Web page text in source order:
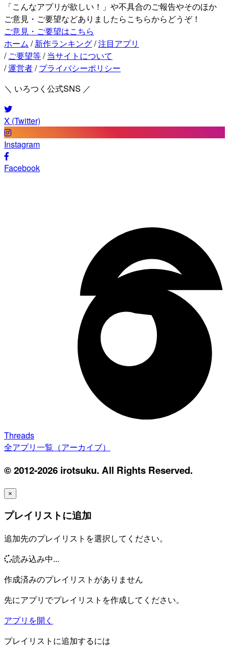
「こんなアプリが欲しい！」や不具合のご報告やそのほか
ご意見・ご要望などありましたらこちらからどうぞ！
ご意見・ご要望はこちら
ホーム / 新作ランキング/注目アプリ
/ ご要望等/ 当サイトについて
/運営者/ プライバシーポリシー
＼ いろつく公式SNS ／
X (Twitter)
Instagram
Facebook
Threads
全アプリ一覧（アーカイブ）
© 2012-2026 irotsuku. All Rights Reserved.
×
プレイリストに追加
追加先のプレイリストを選択してください。
読み込み中...
作成済みのプレイリストがありません
先にアプリでプレイリストを作成してください。
アプリを開く
プレイリストに追加するには